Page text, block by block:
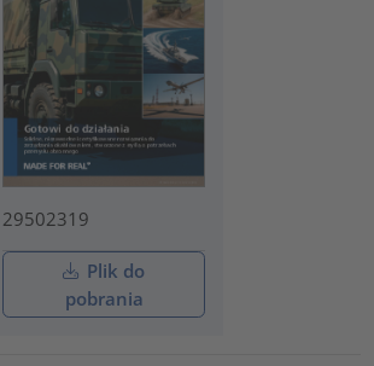
29502319
Plik do
pobrania